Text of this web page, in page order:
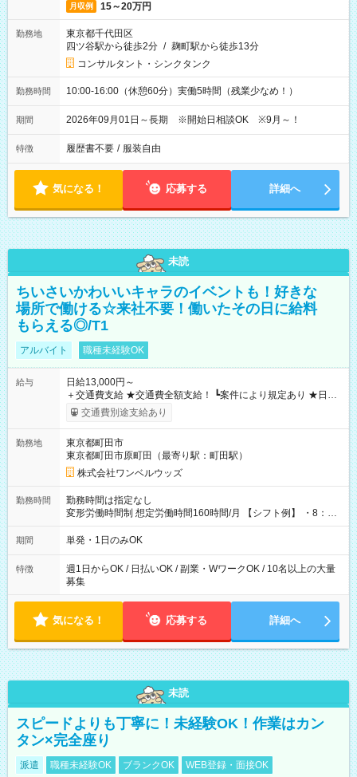
月収例 15～20万円
勤務地
東京都千代田区
四ツ谷駅から徒歩2分 / 麹町駅から徒歩13分
コンサルタント・シンクタンク
勤務時間 10:00-16:00（休憩60分）実働5時間（残業少なめ！）
期間 2026年09月01日～長期 ※開始日相談OK ※9月～！
特徴 履歴書不要 / 服装自由
気になる！ 応募する 詳細へ
未読
ちいさいかわいいキャラのイベントも！好きな
場所で働ける☆来社不要！働いたその日に給料
もらえる◎/T1
アルバイト 職種未経験OK
給与
日給13,000円～
＋交通費支給 ★交通費全額支給！ ┗案件により規定あり ★日払
いOK！（規定あり） ┗働いたその日に現金GET♪ お仕事後はコ
ンビニATMから 日払い分を引き落とせます！ 【試用期間】試
交通費別途支給あり
勤務地
東京都町田市
東京都町田市原町田（最寄り駅：町田駅）
株式会社ワンベルウッズ
勤務時間
勤務時間は指定なし
変形労働時間制 想定労働時間160時間/月 【シフト例】 ・8：00
～21：00
期間 単発・1日のみOK
特徴
週1日からOK / 日払いOK / 副業・WワークOK / 10名以上の大量
募集
気になる！ 応募する 詳細へ
未読
スピードよりも丁寧に！未経験OK！作業はカン
タン×完全座り
派遣 職種未経験OK ブランクOK WEB登録・面接OK